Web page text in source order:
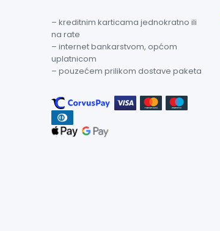
– kreditnim karticama jednokratno ili
na rate
– internet bankarstvom, općom
uplatnicom
– pouzećem prilikom dostave paketa